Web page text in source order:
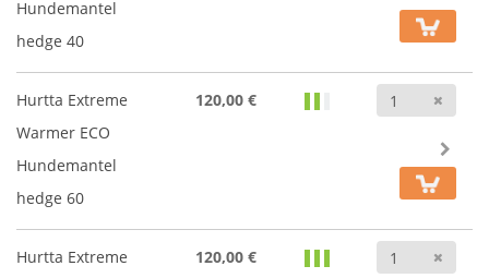
Hundemantel
hedge 40
Hurtta Extreme
Warmer ECO
Hundemantel
hedge 60
120,00 €
Hurtta Extreme
120,00 €